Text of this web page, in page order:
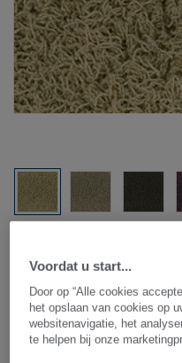
Kamerbreed tapijt|
Bonaparte
Chinchilla
Voordat u start...
Door op “Alle cookies
het opslaan van cookies op
websitenavigatie, het
te helpen bij onze